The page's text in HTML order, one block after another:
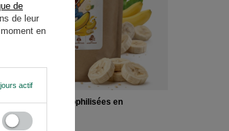
– Bananes lyophilisées en
100 g
de
de leur
en
actif